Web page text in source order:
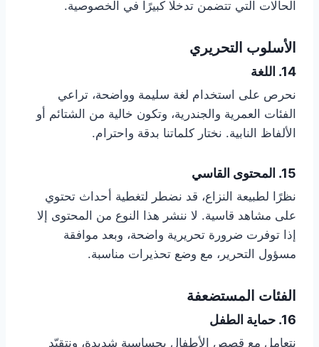
الحالات التي تتضمن تدخلًا كبيرًا في الخصوصية.
الأسلوب التحريري
14. اللغة
نحرص على استخدام لغة سليمة وواضحة، تراعي
الفئات العمرية والجندرية، وتكون خالية من الشتائم أو
الألفاظ النابية. نختار كلماتنا بدقة واحترام.
15. المحتوى القاسي
نظرًا لطبيعة النزاع، قد نضطر لتغطية أحداث تحتوي
على مشاهد قاسية. لا ننشر هذا النوع من المحتوى إلا
إذا توفرت ضرورة تحريرية واضحة، وبعد موافقة
مسؤول التحرير، مع وضع تحذيرات مناسبة.
الفئات المستضعفة
16. حماية الطفل
نتعامل مع قصص الأطفال بحساسية شديدة، ونتقيّد